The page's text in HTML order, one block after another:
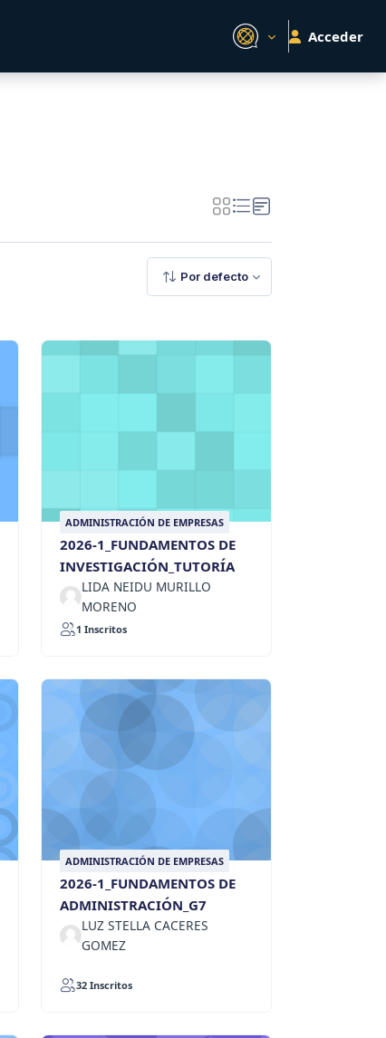
Acceder
Por defecto
ADMINISTRACIÓN DE EMPRESAS
2026-1_FUNDAMENTOS DE
INVESTIGACIÓN_TUTORÍA
LIDA NEIDU MURILLO
MORENO
1 Inscritos
ADMINISTRACIÓN DE EMPRESAS
2026-1_FUNDAMENTOS DE
ADMINISTRACIÓN_G7
LUZ STELLA CACERES
GOMEZ
32 Inscritos